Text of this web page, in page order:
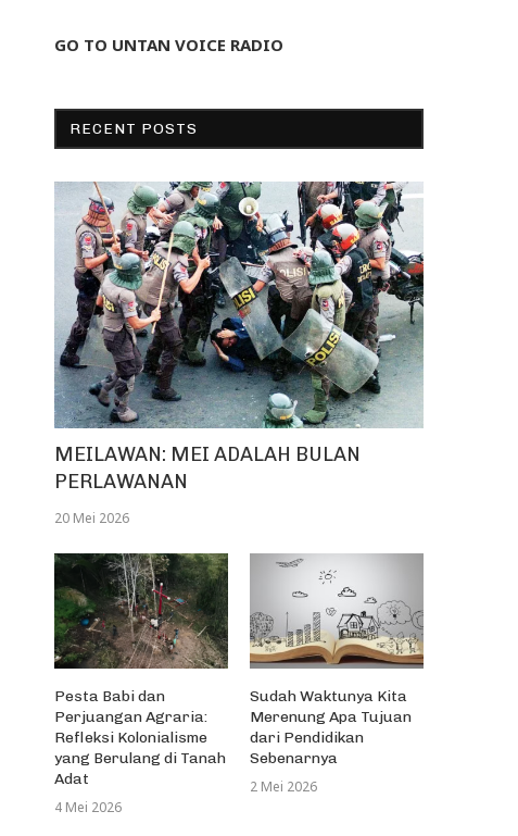
GO TO UNTAN VOICE RADIO
RECENT POSTS
MEILAWAN: MEI ADALAH BULAN
PERLAWANAN
20 Mei 2026
Pesta Babi dan
Perjuangan Agraria:
Refleksi Kolonialisme
yang Berulang di Tanah
Adat
4 Mei 2026
Sudah Waktunya Kita
Merenung Apa Tujuan
dari Pendidikan
Sebenarnya
2 Mei 2026